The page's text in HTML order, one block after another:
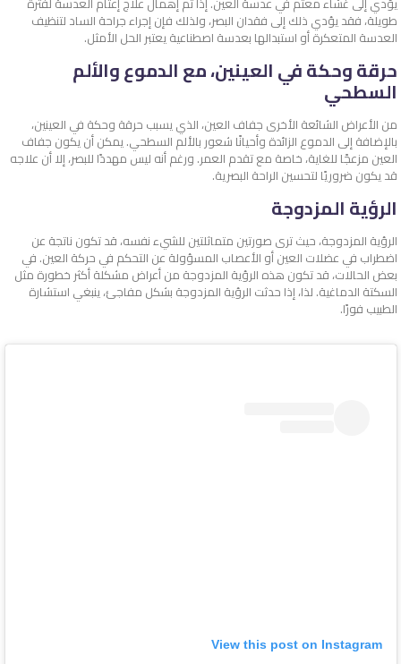
طويلة، فقد يؤدي ذلك إلى فقدان البصر، ولذلك فإن إجراء جراحة الساد لتنظيف
العدسة المتعكرة أو استبدالها بعدسة اصطناعية يعتبر الحل الأمثل.
حرقة وحكة في العينين، مع الدموع والألم
السطحي
من الأعراض الشائعة الأخرى جفاف العين، الذي يسبب حرقة وحكة في العينين،
بالإضافة إلى الدموع الزائدة وأحيانًا شعور بالألم السطحي. يمكن أن يكون جفاف
العين مزعجًا للغاية، خاصة مع تقدم العمر. ورغم أنه ليس مهددًا للبصر، إلا أن علاجه
قد يكون ضروريًا لتحسين الراحة البصرية.
الرؤية المزدوجة
الرؤية المزدوجة، حيث ترى صورتين متماثلتين للشيء نفسه، قد تكون ناتجة عن
اضطراب في عضلات العين أو الأعصاب المسؤولة عن التحكم في حركة العين. في
بعض الحالات، قد تكون هذه الرؤية المزدوجة من أعراض مشكلة أكثر خطورة مثل
السكتة الدماغية. لذا، إذا حدثت الرؤية المزدوجة بشكل مفاجئ، ينبغي استشارة
الطبيب فورًا.
View this post on Instagram